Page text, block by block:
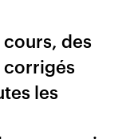
des
corrigés
les